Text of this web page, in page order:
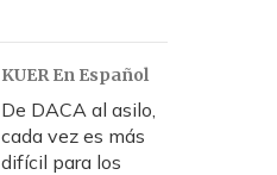
KUER En Español
De DACA al asilo,
cada vez es más
difícil para los